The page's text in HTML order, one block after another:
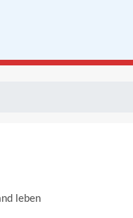
leben